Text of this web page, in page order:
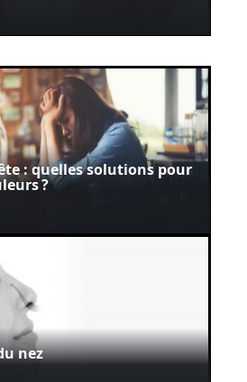
: quelles solutions pour
?
nez